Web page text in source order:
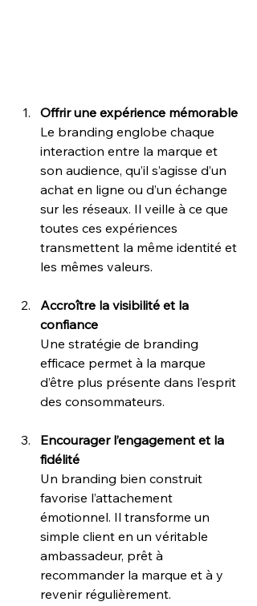
Offrir une expérience mémorable
Le branding englobe chaque
interaction entre la marque et
son audience, qu’il s’agisse d’un
achat en ligne ou d’un échange
sur les réseaux. Il veille à ce que
toutes ces expériences
transmettent la même identité et
les mêmes valeurs.
Accroître la visibilité et la
confiance
Une stratégie de branding
efficace permet à la marque
d’être plus présente dans l’esprit
des consommateurs.
Encourager l’engagement et la
fidélité
Un branding bien construit
favorise l’attachement
émotionnel. Il transforme un
simple client en un véritable
ambassadeur, prêt à
recommander la marque et à y
revenir régulièrement.